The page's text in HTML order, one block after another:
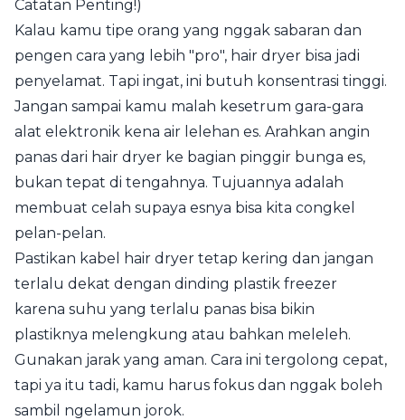
Catatan Penting!)
Kalau kamu tipe orang yang nggak sabaran dan
pengen cara yang lebih "pro", hair dryer bisa jadi
penyelamat. Tapi ingat, ini butuh konsentrasi tinggi.
Jangan sampai kamu malah kesetrum gara-gara
alat elektronik kena air lelehan es. Arahkan angin
panas dari hair dryer ke bagian pinggir bunga es,
bukan tepat di tengahnya. Tujuannya adalah
membuat celah supaya esnya bisa kita congkel
pelan-pelan.
Pastikan kabel hair dryer tetap kering dan jangan
terlalu dekat dengan dinding plastik freezer
karena suhu yang terlalu panas bisa bikin
plastiknya melengkung atau bahkan meleleh.
Gunakan jarak yang aman. Cara ini tergolong cepat,
tapi ya itu tadi, kamu harus fokus dan nggak boleh
sambil ngelamun jorok.